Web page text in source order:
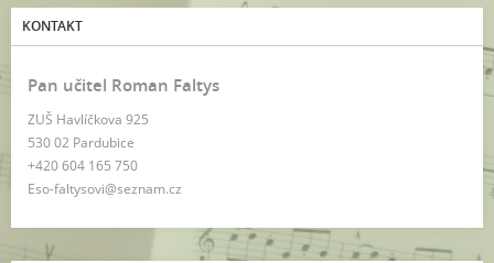
KONTAKT
Pan učitel Roman Faltys
ZUŠ Havlíčkova 925
530 02 Pardubice
+420 604 165 750
Eso-faltysovi@seznam.cz